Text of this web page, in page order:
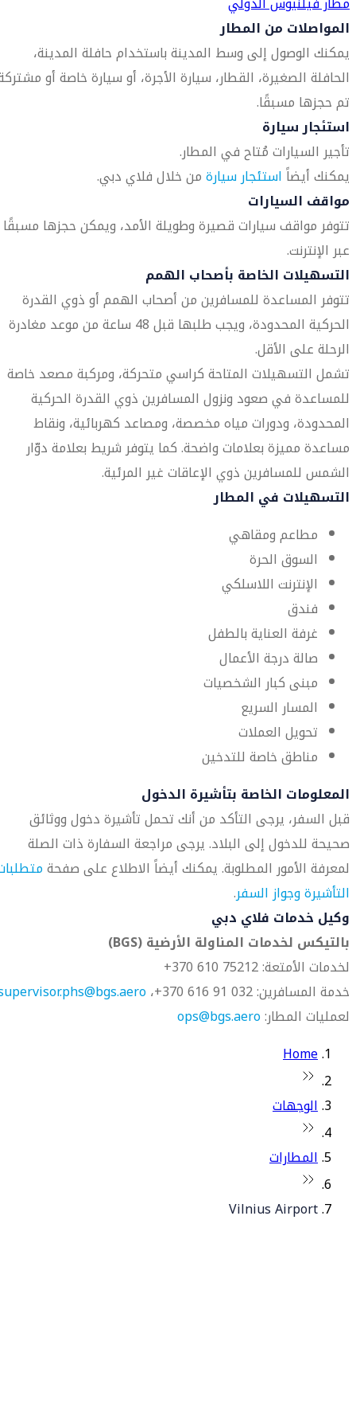
المواصلات من المطار
يمكنك الوصول إلى وسط المدينة باستخدام حافلة المدينة،
الحافلة الصغيرة، القطار، سيارة الأجرة، أو سيارة خاصة أو
تم حجزها مسبقًا.
استئجار سيارة
تأجير السيارات مُتاح في المطار.
يمكنك أيضاًاستئجار سيارةمن خلال فلاي دبي.
مواقف السيارات
تتوفر مواقف سيارات قصيرة وطويلة الأمد، ويمكن حجزها مسبقًا
عبر الإنترنت.
التسهيلات الخاصة بأصحاب الهمم
تتوفر المساعدة للمسافرين من أصحاب الهمم أو ذوي القدرة
الحركية المحدودة، ويجب طلبها قبل 48 ساعة من موعد مغادرة
الرحلة على الأقل.
تشمل التسهيلات المتاحة كراسي متحركة، ومركبة مصعد خاصة
للمساعدة في صعود ونزول المسافرين ذوي القدرة الحركية
المحدودة، ودورات مياه مخصصة، ومصاعد كهربائية، ونقاط
مساعدة مميزة بعلامات واضحة. كما يتوفر شريط بعلامة دوّار
الشمس للمسافرين ذوي الإعاقات غير المرئية.
التسهيلات في المطار
مطاعم ومقاهي
السوق الحرة
الإنترنت اللاسلكي
فندق
غرفة العناية بالطفل
صالة درجة الأعمال
مبنى كبار الشخصيات
المسار السريع
تحويل العملات
مناطق خاصة للتدخين
المعلومات الخاصة بتأشيرة الدخول
قبل السفر، يرجى التأكد من أنك تحمل تأشيرة دخول ووثائق
صحيحة للدخول إلى البلاد. يرجى مراجعة السفارة ذات الصلة
لمعرفة الأمور المطلوبة. يمكنك أيضاً الاطلاع على صفحة
التأشيرة وجواز السفر.
وكيل خدمات فلاي دبي
بالتيكس لخدمات المناولة الأرضية (BGS)
لخدمات الأمتعة: 75212 610 370+
خدمة المسافرين: 032 91 616 370+،
لعمليات المطار:ops@bgs.aero
Home
الوجهات
المطارات
Vilnius Airport